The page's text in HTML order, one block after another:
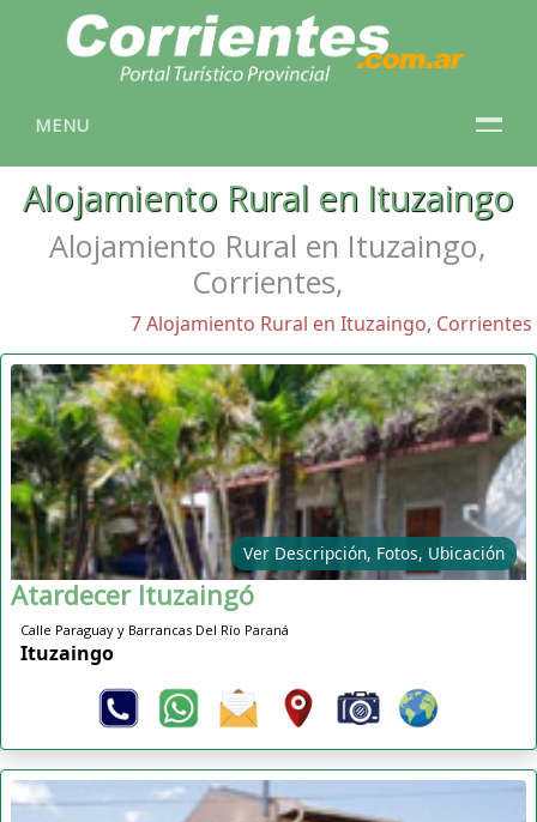
MENU
Alojamiento Rural en Ituzaingo
Alojamiento Rural en Ituzaingo,
Corrientes,
7 Alojamiento Rural en Ituzaingo, Corrientes
Ver Descripción, Fotos, Ubicación
Atardecer Ituzaingó
Calle Paraguay y Barrancas Del Río Paraná
Ituzaingo